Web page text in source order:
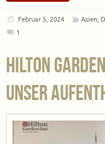
Februar 5, 2024 Asien
1
Hilton
Unser